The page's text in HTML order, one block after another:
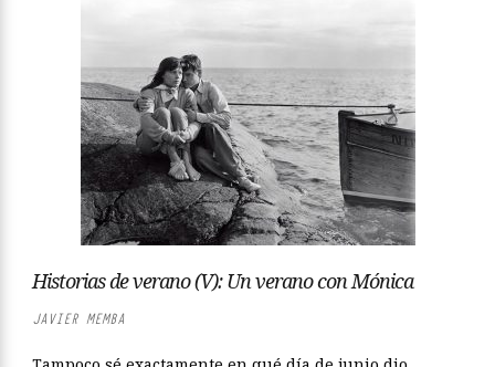
Historias de verano (V): Un verano con Mónica
JAVIER MEMBA